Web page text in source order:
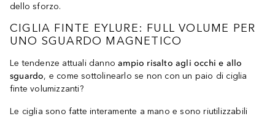
dello sforzo.
CIGLIA FINTE EYLURE: FULL VOLUME PER
UNO SGUARDO MAGNETICO
Le tendenze attuali dannoampio risalto agli occhi e allo
sguardo, e come sottolinearlo se non con un paio di ciglia
finte volumizzanti?
Le ciglia sono fatte interamente a mano e sono riutilizzabili